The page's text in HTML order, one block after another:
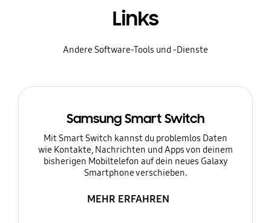
Links
Andere Software-Tools und -Dienste
Samsung Smart Switch
Mit Smart Switch kannst du problemlos Daten
wie Kontakte, Nachrichten und Apps von deinem
bisherigen Mobiltelefon auf dein neues Galaxy
Smartphone verschieben.
MEHR ERFAHREN